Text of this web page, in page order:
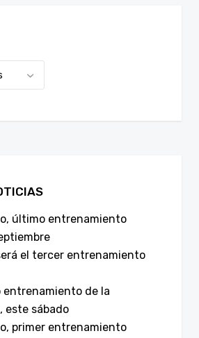
último entrenamiento
el tercer entrenamiento
entrenamiento de la
este sábado
primer entrenamiento